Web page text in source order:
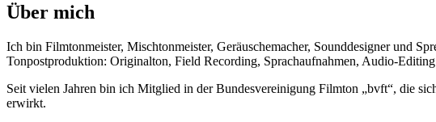
Über mich
Ich bin Filmtonmeister, Mischtonmeister, Geräuschemacher, Sounddesigner und
Tonpostproduktion: Originalton, Field Recording, Sprachaufnahmen, Audio-
Seit vielen Jahren bin ich Mitglied in der Bundesvereinigung Filmton „bvft“, die
erwirkt.